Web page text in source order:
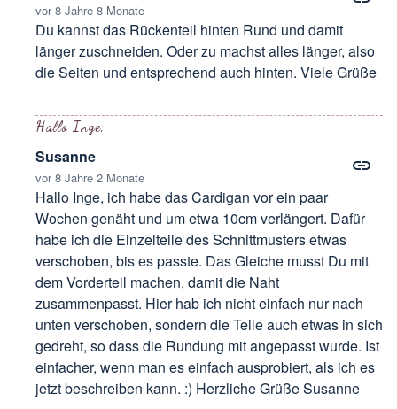
vor 8 Jahre 8 Monate
Du kannst das Rückenteil hinten Rund und damit
länger zuschneiden. Oder zu machst alles länger, also
die Seiten und entsprechend auch hinten. Viele Grüße
Hallo Inge,
Susanne
vor 8 Jahre 2 Monate
Hallo Inge, ich habe das Cardigan vor ein paar
Wochen genäht und um etwa 10cm verlängert. Dafür
habe ich die Einzelteile des Schnittmusters etwas
verschoben, bis es passte. Das Gleiche musst Du mit
dem Vorderteil machen, damit die Naht
zusammenpasst. Hier hab ich nicht einfach nur nach
unten verschoben, sondern die Teile auch etwas in sich
gedreht, so dass die Rundung mit angepasst wurde. Ist
einfacher, wenn man es einfach ausprobiert, als ich es
jetzt beschreiben kann. :) Herzliche Grüße Susanne